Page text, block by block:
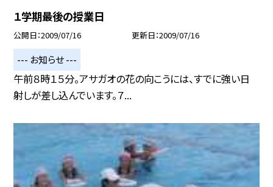
１学期最後の授業日
公開日 2009/07/16 更新日 2009/07/16
--- お知らせ ---
午前８時１５分。アサガオの花の向こうには、すでに強い日
射しが差し込んでいます。７...